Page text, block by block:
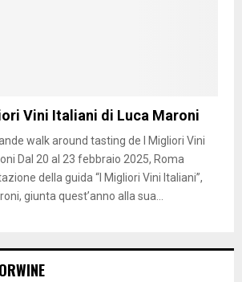
Vini Italiani di Luca Maroni
walk around tasting de I Migliori Vini
Dal 20 al 23 febbraio 2025, Roma
della guida “I Migliori Vini Italiani”,
giunta quest’anno alla sua...